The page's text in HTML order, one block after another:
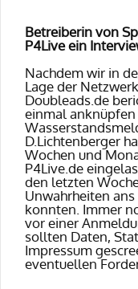
Betreiberin von
P4Live ein
Nachdem wir in
Lage der
Doubleads.de
einmal
D.Lichtenberger
Wochen und
P4Live.de
den letzten
Unwahrheiten
konnten. Immer
vor einer
sollten Daten,
Impressum
eventuellen